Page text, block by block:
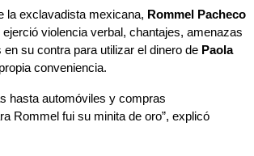
la exclavadista mexicana, Rommel Pacheco
violencia verbal, chantajes, amenazas
su contra para utilizar el dinero de Paola
conveniencia.
hasta automóviles y compras
Rommel fui su minita de oro”, explicó